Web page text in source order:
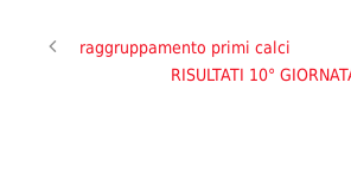
raggruppamento primi calci
RISULTATI 10°